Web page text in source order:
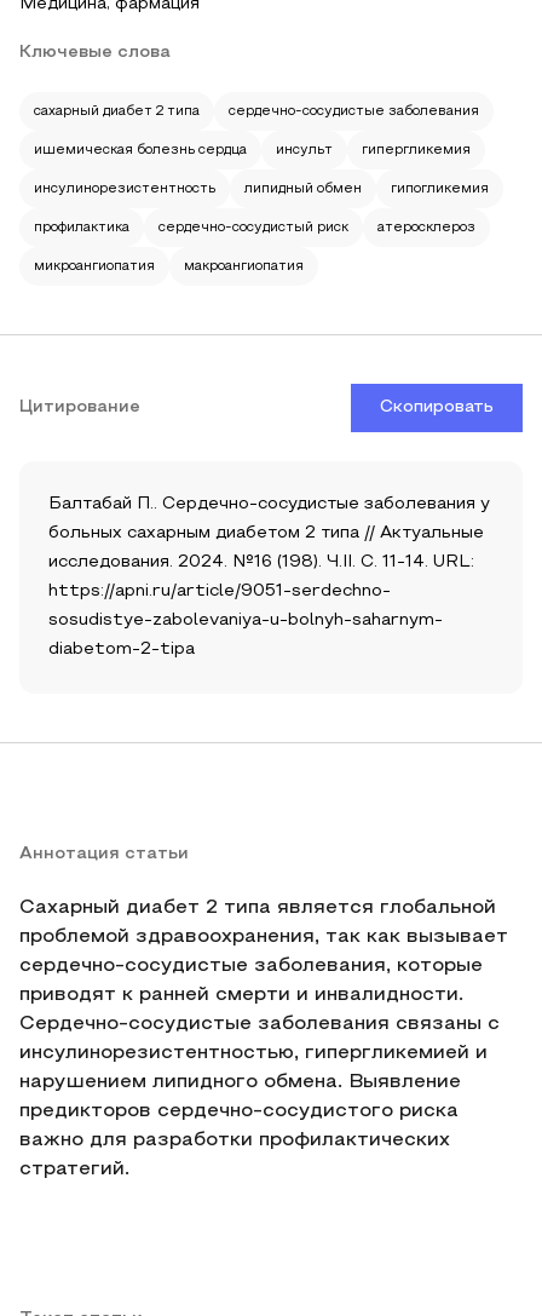
Медицина, фармация
Ключевые слова
сахарный диабет 2 типа сердечно-сосудистые заболевания
ишемическая болезнь сердца инсульт гипергликемия
инсулинорезистентность липидный обмен гипогликемия
профилактика сердечно-сосудистый риск атеросклероз
микроангиопатия макроангиопатия
Цитирование Скопировать
Балтабай П.. Сердечно-сосудистые заболевания у
больных сахарным диабетом 2 типа // Актуальные
исследования. 2024. №16 (198). Ч.II. С. 11-14. URL:
https://apni.ru/article/9051-serdechno-
sosudistye-zabolevaniya-u-bolnyh-saharnym-
diabetom-2-tipa
Аннотация статьи
Сахарный диабет 2 типа является глобальной
проблемой здравоохранения, так как вызывает
сердечно-сосудистые заболевания, которые
приводят к ранней смерти и инвалидности.
Сердечно-сосудистые заболевания связаны с
инсулинорезистентностью, гипергликемией и
нарушением липидного обмена. Выявление
предикторов сердечно-сосудистого риска
важно для разработки профилактических
стратегий.